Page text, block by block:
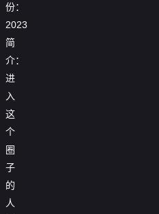
份：
2023
简
介：
进
入
这
个
圈
子
的
人